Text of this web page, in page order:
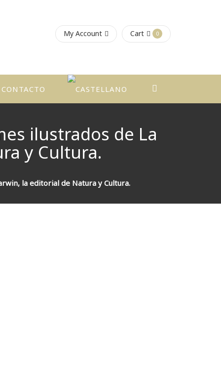
Cart 0
My Account
CONTACTO
ilustrados de La
y Cultura.
la editorial de Natura y Cultura.